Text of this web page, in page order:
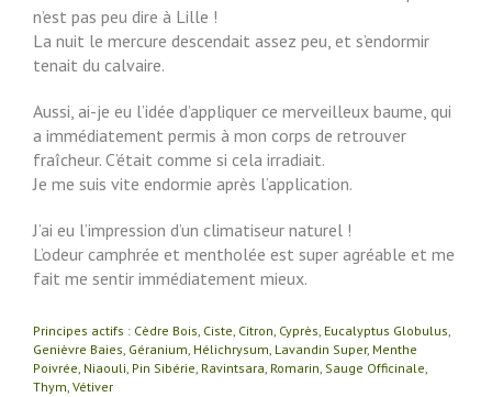
n’est pas peu dire à Lille !
La nuit le mercure descendait assez peu, et s’endormir
tenait du calvaire.
Aussi, ai-je eu l’idée d’appliquer ce merveilleux baume, qui
a immédiatement permis à mon corps de retrouver
fraîcheur. C’était comme si cela irradiait.
Je me suis vite endormie après l’application.
J’ai eu l’impression d’un climatiseur naturel !
L’odeur camphrée et mentholée est super agréable et me
fait me sentir immédiatement mieux.
Principes actifs : Cèdre Bois, Ciste, Citron, Cyprès, Eucalyptus Globulus,
Genièvre Baies, Géranium, Hélichrysum, Lavandin Super, Menthe
Poivrée, Niaouli, Pin Sibérie, Ravintsara, Romarin, Sauge Officinale,
Thym, Vétiver